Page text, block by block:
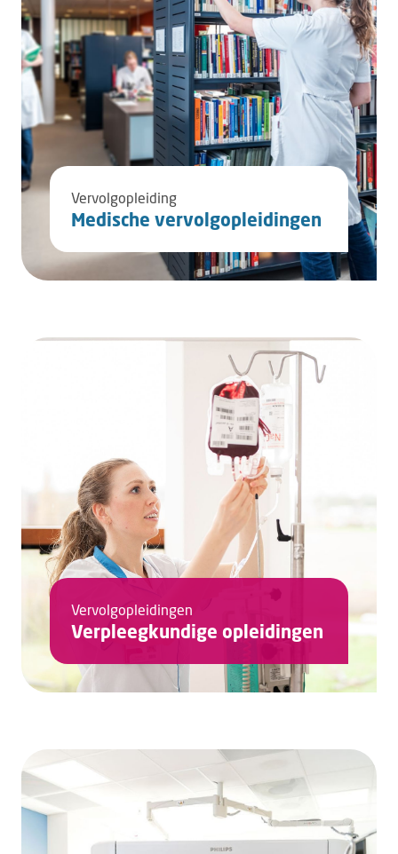
Vervolgopleiding
Medische vervolgopleidingen
Vervolgopleidingen
Verpleegkundige opleidingen